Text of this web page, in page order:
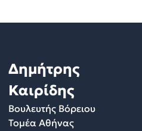
Δημήτρης
Καιρίδης
Βουλευτής Βόρειου
Τομέα Αθήνας